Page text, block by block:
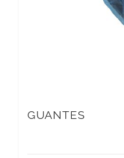
GUANTES